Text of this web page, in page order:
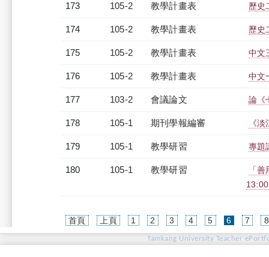
173 105-2 教學計畫表 歷史
174 105-2 教學計畫表 歷史
175 105-2 教學計畫表 中文
176 105-2 教學計畫表 中文
177 103-2 會議論文 論《
178 105-1 期刊學報編審 《
179 105-1 教學研習 專題
180 105-1 教學研習
「
首頁 上頁 1 2 3 4 5 6(current)
7 8
Tamkang University Teacher